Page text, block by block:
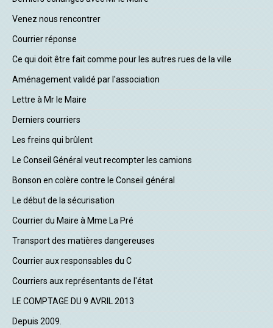
Venez nous rencontrer
Courrier réponse
Ce qui doit être fait comme pour les autres rues de la ville
Aménagement validé par l'association
Lettre à Mr le Maire
Derniers courriers
Les freins qui brûlent
Le Conseil Général veut recompter les camions
Bonson en colère contre le Conseil général
Le début de la sécurisation
Courrier du Maire à Mme La Pré
Transport des matières dangereuses
Courrier aux responsables du C
Courriers aux représentants de l'état
LE COMPTAGE DU 9 AVRIL 2013
Depuis 2009.